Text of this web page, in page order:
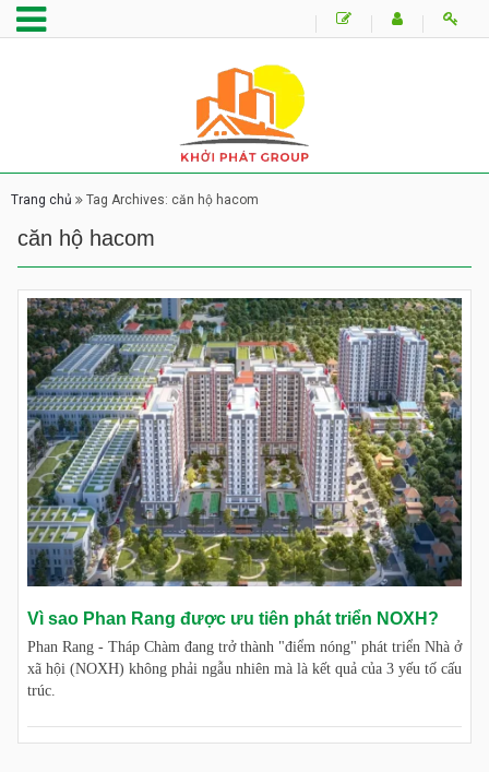
Trang chủ Tag Archives: căn hộ hacom
căn hộ hacom
Vì sao Phan Rang được ưu tiên phát triển NOXH?
Phan Rang - Tháp Chàm đang trở thành "điểm nóng" phát triển Nhà ở
xã hội (NOXH) không phải ngẫu nhiên mà là kết quả của 3 yếu tố cấu
trúc.